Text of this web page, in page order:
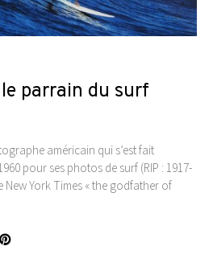
parrain du surf
américain qui s’est fait
pour ses photos de surf (RIP : 1917-
New York Times « the godfather of